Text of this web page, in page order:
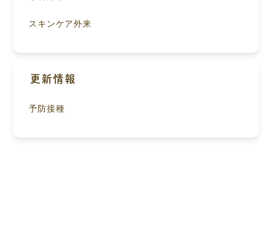
スキンケア外来
更新情報
予防接種